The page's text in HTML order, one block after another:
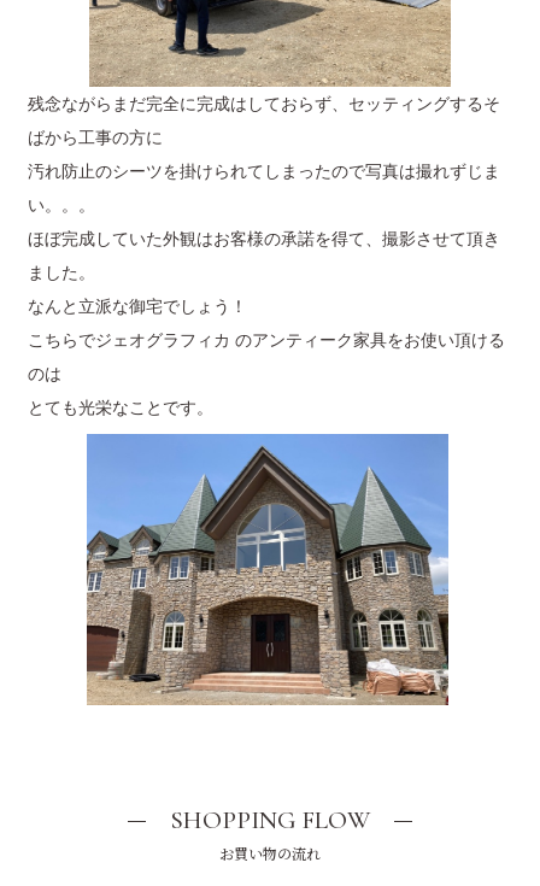
残念ながらまだ完全に完成はしておらず、セッティングするそ
ばから工事の方に
汚れ防止のシーツを掛けられてしまったので写真は撮れずじま
い。。。
ほぼ完成していた外観はお客様の承諾を得て、撮影させて頂き
ました。
なんと立派な御宅でしょう！
こちらでジェオグラフィカ のアンティーク家具をお使い頂ける
のは
とても光栄なことです。
SHOPPING FLOW
お買い物の流れ